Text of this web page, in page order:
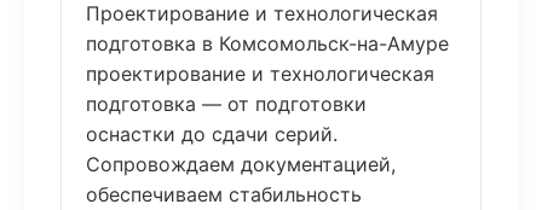
Проектирование и технологическая
подготовка в Комсомольск-на-Амуре
проектирование и технологическая
подготовка — от подготовки
оснастки до сдачи серий.
Сопровождаем документацией,
обеспечиваем стабильность